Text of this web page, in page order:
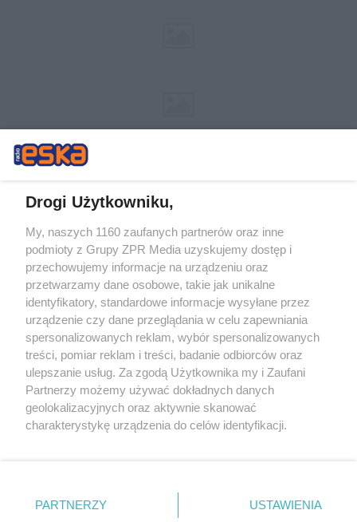
Żaden utwór zamieszczony w serwisie nie może być powielany i
rozpowszechniany lub dalej rozpowszechniany w jakikolwiek sposób (w
tym także elektroniczny lub mechaniczny) na jakimkolwiek polu
eksploatacji w jakiejkolwiek formie, włącznie z umieszczaniem w
Internecie bez pisemnej zgody właściciela praw. Jakiekolwiek użycie lub
wykorzystanie utworów w całości lub w części z naruszeniem prawa,
tzn. bez właściwej zgody, jest zabronione pod groźbą kary i może być
ścigane prawnie.
Drogi Użytkowniku,
My, naszych 1160 zaufanych partnerów oraz inne
podmioty z Grupy ZPR Media uzyskujemy dostęp i
przechowujemy informacje na urządzeniu oraz
przetwarzamy dane osobowe, takie jak unikalne
identyfikatory, standardowe informacje wysyłane przez
urządzenie czy dane przeglądania w celu zapewniania
spersonalizowanych reklam, wybór spersonalizowanych
treści, pomiar reklam i treści, badanie odbiorców oraz
ulepszanie usług. Za zgodą Użytkownika my i Zaufani
Partnerzy możemy używać dokładnych danych
geolokalizacyjnych oraz aktywnie skanować
charakterystykę urządzenia do celów identyfikacji.
zmienić/wycofać klikając przycisk ustawień prywatności
znajdujący się w lewym dolnym rogu strony
PARTNERZY USTAWIENIA